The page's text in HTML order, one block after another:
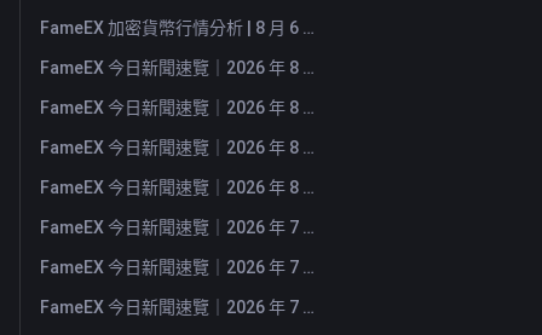
FameEX 加密貨幣行情分析 | 8 月 6 日, 2026
FameEX 今日新聞速覽｜2026 年 8 月 6 日
FameEX 今日新聞速覽｜2026 年 8 月 5 日
FameEX 今日新聞速覽｜2026 年 8 月 4 日
FameEX 今日新聞速覽｜2026 年 8 月 3 日
FameEX 今日新聞速覽｜2026 年 7 月 31 日
FameEX 今日新聞速覽｜2026 年 7 月 30 日
FameEX 今日新聞速覽｜2026 年 7 月 29 日